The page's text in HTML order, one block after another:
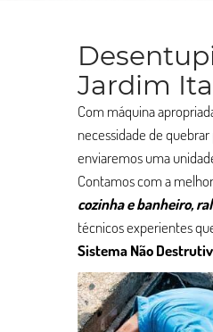
Jardim
Com máquina
necessidade de
enviaremos uma
Contamos com a
cozinha e banheiro,
técnicos experientes
Sistema Não